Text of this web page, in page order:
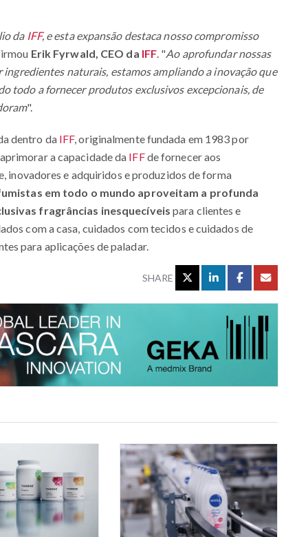
da IFF, e esta expansão destaca nosso compromisso
Erik Fyrwald, CEO da IFF. "Ao aprofundar nossas
ingredientes naturais, estamos ampliando a inovação que
todo a fornecer produtos exclusivos excepcionais, de
".
dentro da IFF, originalmente fundada em 1983 por
a capacidade da IFFde fornecer aos
inovadores e adquiridos e produzidos de forma
em todo o mundo aproveitam a profunda
fragrâncias inesquecíveis para clientes e
com a casa, cuidados com tecidos e cuidados de
para aplicações de paladar.
SHARE